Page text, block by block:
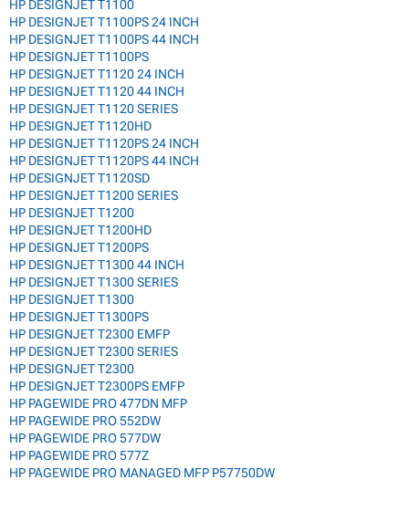
HP DESIGNJET T1100
HP DESIGNJET T1100PS 24 INCH
HP DESIGNJET T1100PS 44 INCH
HP DESIGNJET T1100PS
HP DESIGNJET T1120 24 INCH
HP DESIGNJET T1120 44 INCH
HP DESIGNJET T1120 SERIES
HP DESIGNJET T1120HD
HP DESIGNJET T1120PS 24 INCH
HP DESIGNJET T1120PS 44 INCH
HP DESIGNJET T1120SD
HP DESIGNJET T1200 SERIES
HP DESIGNJET T1200
HP DESIGNJET T1200HD
HP DESIGNJET T1200PS
HP DESIGNJET T1300 44 INCH
HP DESIGNJET T1300 SERIES
HP DESIGNJET T1300
HP DESIGNJET T1300PS
HP DESIGNJET T2300 EMFP
HP DESIGNJET T2300 SERIES
HP DESIGNJET T2300
HP DESIGNJET T2300PS EMFP
HP PAGEWIDE PRO 477DN MFP
HP PAGEWIDE PRO 552DW
HP PAGEWIDE PRO 577DW
HP PAGEWIDE PRO 577Z
HP PAGEWIDE PRO MANAGED MFP P57750DW